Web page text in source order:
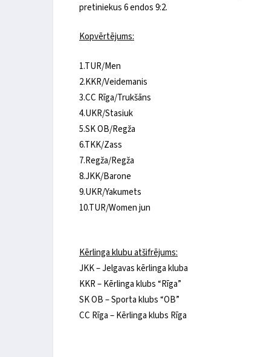
pretiniekus 6 endos 9:2.
Kopvērtējums:
1.TUR/Men
2.KKR/Veidemanis
3.CC Rīga/Trukšāns
4.UKR/Stasiuk
5.SK OB/Regža
6.TKK/Zass
7.Regža/Regža
8.JKK/Barone
9.UKR/Yakumets
10.TUR/Women jun
Kērlinga klubu atšifrējums:
JKK – Jelgavas kērlinga kluba
KKR – Kērlinga klubs “Rīga”
SK OB – Sporta klubs “OB”
CC Rīga – Kērlinga klubs Rīga